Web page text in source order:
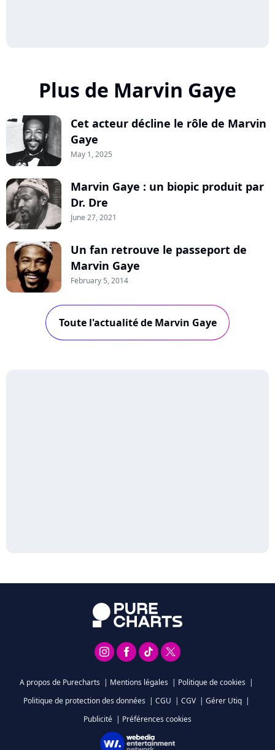
Plus de Marvin Gaye
Cet acteur décline le rôle de Marvin
Gaye
May 1, 2025
Marvin Gaye : un biopic produit par
Dr. Dre
June 27, 2021
Un fan retrouve le passeport de
Marvin Gaye
February 5, 2014
Toute l'actualité de Marvin Gaye
A propos de Purecharts | Mentions légales | Politique de cookies |
Politique de protection des données | CGU | CGV | Gérer Utiq |
Publicité | Préférences cookies